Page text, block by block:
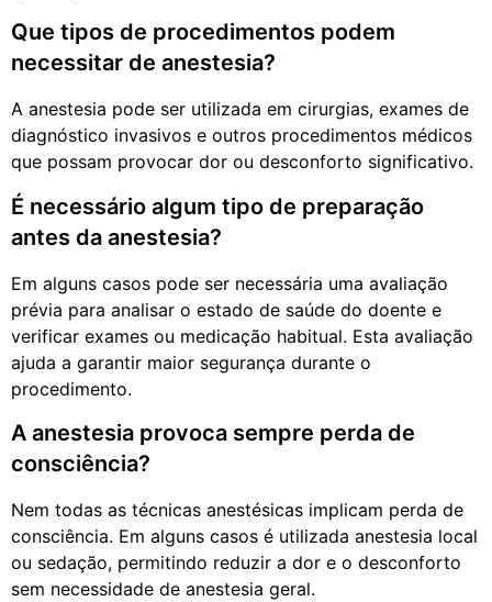
Que tipos de procedimentos podem
necessitar de anestesia?
A anestesia pode ser utilizada em cirurgias, exames de
diagnóstico invasivos e outros procedimentos médicos
que possam provocar dor ou desconforto significativo.
É necessário algum tipo de preparação
antes da anestesia?
Em alguns casos pode ser necessária uma avaliação
prévia para analisar o estado de saúde do doente e
verificar exames ou medicação habitual. Esta avaliação
ajuda a garantir maior segurança durante o
procedimento.
A anestesia provoca sempre perda de
consciência?
Nem todas as técnicas anestésicas implicam perda de
consciência. Em alguns casos é utilizada anestesia local
ou sedação, permitindo reduzir a dor e o desconforto
sem necessidade de anestesia geral.